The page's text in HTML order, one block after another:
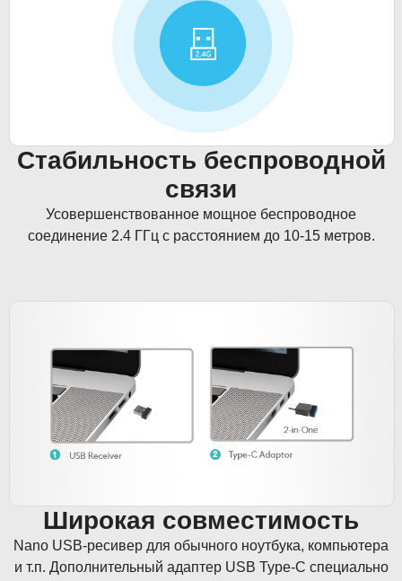
Стабильность беспроводной
связи
Усовершенствованное мощное беспроводное
соединение 2.4 ГГц с расстоянием до 10-15 метров.
Широкая совместимость
Nano USB-ресивер для обычного ноутбука, компьютера
и т.п. Дополнительный адаптер USB Type-C специально